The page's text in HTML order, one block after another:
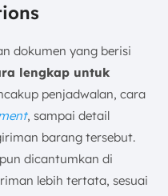
dokumen yang berisi
lengkap untuk
penjadwalan, cara
, sampai detail
barang tersebut.
dicantumkan di
lebih tertata, sesuai